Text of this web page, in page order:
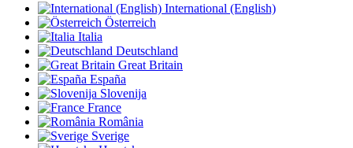
International (English)
Österreich
Italia
Deutschland
Great Britain
España
Slovenija
France
România
Sverige